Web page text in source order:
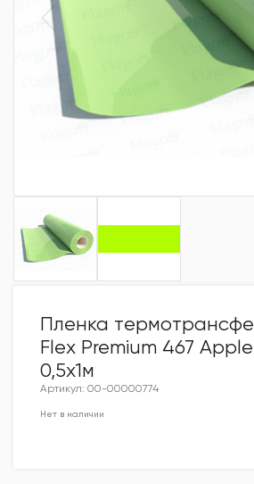
Пленка
Flex Premium 467
0,5x1м
Артикул: 00-00000774
Нет в наличии